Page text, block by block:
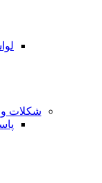
شکلات و